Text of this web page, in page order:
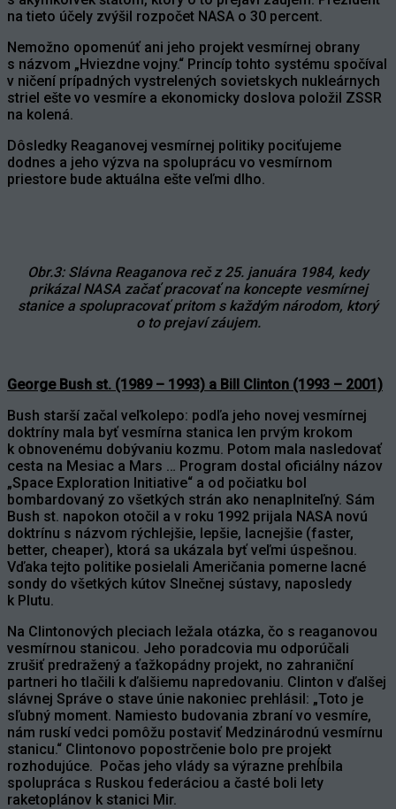
na tieto účely zvýšil rozpočet NASA o 30 percent.
Nemožno opomenúť ani jeho projekt vesmírnej obrany
s názvom „Hviezdne vojny.“ Princíp tohto systému spočíval
v ničení prípadných vystrelených sovietskych nukleárnych
striel ešte vo vesmíre a ekonomicky doslova položil ZSSR
na kolená.
Dôsledky Reaganovej vesmírnej politiky pociťujeme
dodnes a jeho výzva na spoluprácu vo vesmírnom
priestore bude aktuálna ešte veľmi dlho.
Obr.3: Slávna Reaganova reč z 25. januára 1984, kedy
prikázal NASA začať pracovať na koncepte vesmírnej
stanice a spolupracovať pritom s každým národom, ktorý
o to prejaví záujem.
George Bush st. (1989 – 1993) a Bill Clinton (1993 – 2001)
Bush starší začal veľkolepo: podľa jeho novej vesmírnej
doktríny mala byť vesmírna stanica len prvým krokom
k obnovenému dobývaniu kozmu. Potom mala nasledovať
cesta na Mesiac a Mars … Program dostal oficiálny názov
„Space Exploration Initiative“ a od počiatku bol
bombardovaný zo všetkých strán ako nenaplniteľný. Sám
Bush st. napokon otočil a v roku 1992 prijala NASA novú
doktrínu s názvom rýchlejšie, lepšie, lacnejšie (faster,
better, cheaper), ktorá sa ukázala byť veľmi úspešnou.
Vďaka tejto politike posielali Američania pomerne lacné
sondy do všetkých kútov Slnečnej sústavy, naposledy
k Plutu.
Na Clintonových pleciach ležala otázka, čo s reaganovou
vesmírnou stanicou. Jeho poradcovia mu odporúčali
zrušiť predražený a ťažkopádny projekt, no zahraniční
partneri ho tlačili k ďalšiemu napredovaniu. Clinton v ďalšej
slávnej Správe o stave únie nakoniec prehlásil: „Toto je
sľubný moment. Namiesto budovania zbraní vo vesmíre,
nám ruskí vedci pomôžu postaviť Medzinárodnú vesmírnu
stanicu.“ Clintonovo popostrčenie bolo pre projekt
rozhodujúce. Počas jeho vlády sa výrazne prehĺbila
spolupráca s Ruskou federáciou a časté boli lety
raketoplánov k stanici Mir.